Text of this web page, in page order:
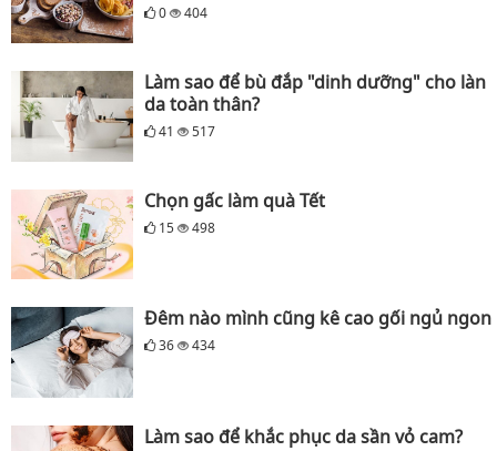
0 404
Làm sao để bù đắp "dinh dưỡng" cho làn
da toàn thân?
41 517
Chọn gấc làm quà Tết
15 498
Đêm nào mình cũng kê cao gối ngủ ngon
36 434
Làm sao để khắc phục da sần vỏ cam?